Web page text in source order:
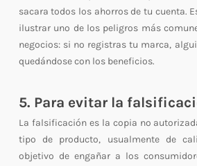
sacara todos los ahorros de tu cuenta.
ilustrar uno de los peligros más
negocios: si no registras tu marca,
quedándose con los beneficios.
5. Para evitar la
La falsificación es la copia no
tipo de producto, usualmente de
objetivo de engañar a los